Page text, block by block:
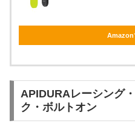
Amazon
APIDURAレーシング
ク・ボルトオン